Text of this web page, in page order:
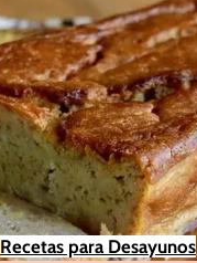
Recetas para Desayunos